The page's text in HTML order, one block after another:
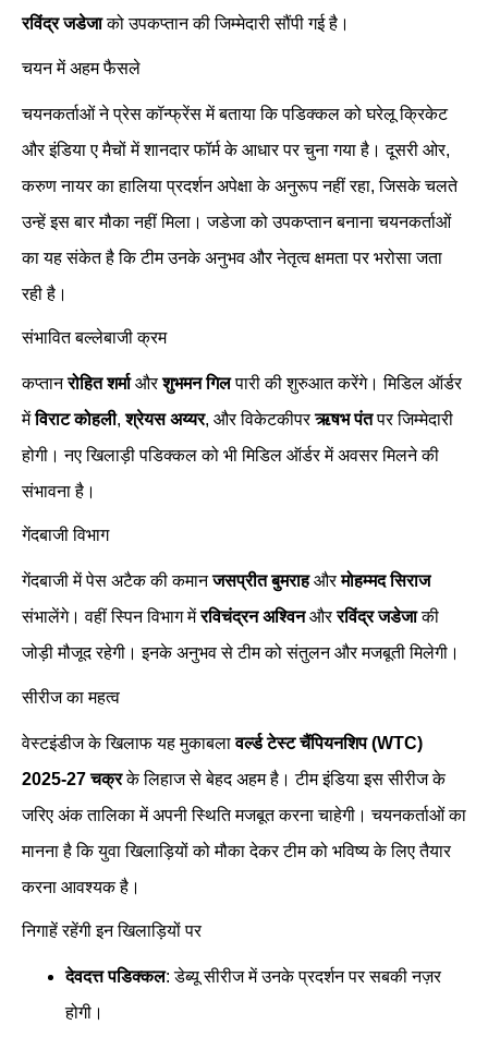
रविंद्र जडेजाको उपकप्तान की जिम्मेदारी सौंपी गई है।
चयन में अहम फैसले
चयनकर्ताओं ने प्रेस कॉन्फ्रेंस में बताया कि पडिक्कल को घरेलू क्रिकेट
और इंडिया ए मैचों में शानदार फॉर्म के आधार पर चुना गया है। दूसरी ओर,
करुण नायर का हालिया प्रदर्शन अपेक्षा के अनुरूप नहीं रहा, जिसके चलते
उन्हें इस बार मौका नहीं मिला। जडेजा को उपकप्तान बनाना चयनकर्ताओं
का यह संकेत है कि टीम उनके अनुभव और नेतृत्व क्षमता पर भरोसा जता
रही है।
संभावित बल्लेबाजी क्रम
कप्तानरोहित शर्माऔरशुभमन गिलपारी की शुरुआत करेंगे। मिडिल ऑर्डर
मेंविराट कोहली,श्रेयस अय्यर, और विकेटकीपरऋषभ पंतपर जिम्मेदारी
होगी। नए खिलाड़ी पडिक्कल को भी मिडिल ऑर्डर में अवसर मिलने की
संभावना है।
गेंदबाजी विभाग
गेंदबाजी में पेस अटैक की कमानजसप्रीत बुमराहऔरमोहम्मद सिराज
संभालेंगे। वहीं स्पिन विभाग मेंरविचंद्रन अश्विनऔररविंद्र जडेजाकी
जोड़ी मौजूद रहेगी। इनके अनुभव से टीम को संतुलन और मजबूती मिलेगी।
सीरीज का महत्व
वेस्टइंडीज के खिलाफ यह मुकाबलावर्ल्ड टेस्ट चैंपियनशिप (WTC)
2025-27 चक्रके लिहाज से बेहद अहम है। टीम इंडिया इस सीरीज के
जरिए अंक तालिका में अपनी स्थिति मजबूत करना चाहेगी। चयनकर्ताओं का
मानना है कि युवा खिलाड़ियों को मौका देकर टीम को भविष्य के लिए तैयार
करना आवश्यक है।
निगाहें रहेंगी इन खिलाड़ियों पर
देवदत्त पडिक्कल: डेब्यू सीरीज में उनके प्रदर्शन पर सबकी नज़र
होगी।